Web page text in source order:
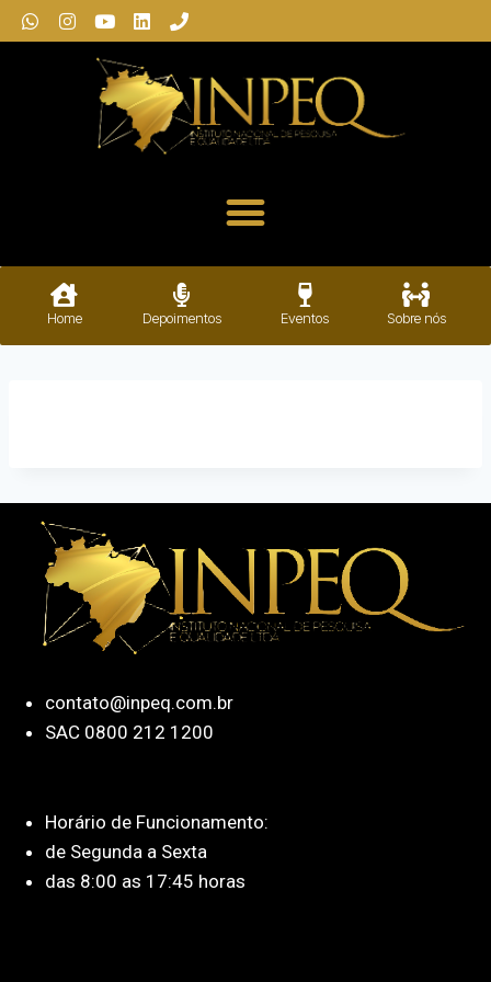
Home Depoimentos Eventos Sobre nós
contato@inpeq.com.br
SAC 0800 212 1200
Horário de Funcionamento:
de Segunda a Sexta
das 8:00 as 17:45 horas